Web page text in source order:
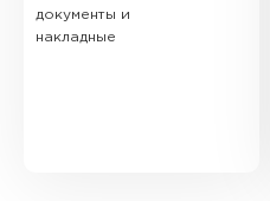
документы и
накладные